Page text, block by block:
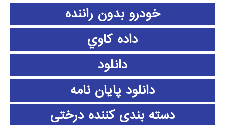
خودرو بدون راننده
داده كاوي
دانلود
دانلود پايان نامه
دسته بندی کننده درختی